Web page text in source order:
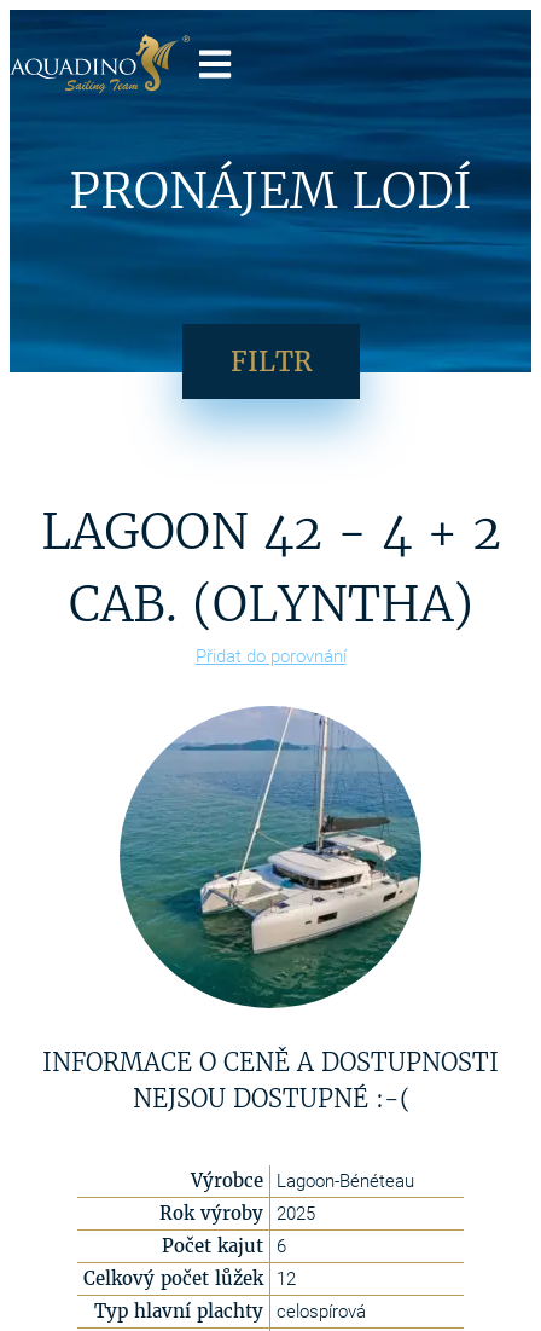
PRONÁJEM LODÍ
FILTR
LAGOON 42 - 4 + 2
CAB. (OLYNTHA)
Přidat do porovnání
INFORMACE O CENĚ A DOSTUPNOSTI
NEJSOU DOSTUPNÉ :-(
Výrobce Lagoon-Bénéteau
Rok výroby 2025
Počet kajut 6
Celkový počet lůžek 12
Typ hlavní plachty celospírová